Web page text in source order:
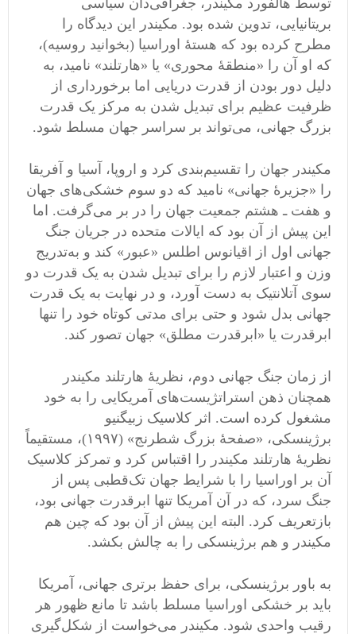
توسط هالفورد مکیندر، جغرافی‌دان سیاسی
بریتانیایی، تدوین شده بود. مکیندر این دیدگاه را
مطرح کرده بود که هستهٔ اوراسیا (بخوانید روسیه)،
که او آن را «منطقهٔ محوری» یا «هارتلند» نامید، به
دلیل دور بودن از قدرت دریایی اما برخورداری از
ظرفیت عظیم برای تبدیل شدن به مرکز یک قدرت
بزرگ جهانی، می‌تواند بر سراسر جهان مسلط شود.
مکیندر جهان را تقسیم‌بندی کرد و اروپا، آسیا و آفریقا
را «جزیرهٔ جهانی» نامید که دو سوم خشکی‌های جهان
و هفت ـ هشتم جمعیت جهان را در بر می‌گرفت. اما
این پیش از آن بود که ایالات متحده در جریان جنگ
جهانی اول از اقیانوس اطلس «عبور» کند و به‌تدریج
وزن و اعتبار لازم را برای تبدیل شدن به یک قدرت دو
سوی آتلانتیک به دست آورد، و در نهایت به یک قدرت
جهانی بدل شود و حتی برای مدتی کوتاه خود را تنها
ابرقدرت یا «ابرقدرت مطلق» جهان تصور کند.
از زمان جنگ جهانی دوم، نظریهٔ هارتلند مکیندر
همچنان ذهن استراتژیست‌های آمریکایی را به خود
مشغول کرده است. اثر کلاسیک زبیگنیو
برژینسکی، «صفحهٔ بزرگ شطرنج» (۱۹۹۷)، مستقیماً
نظریهٔ هارتلند مکیندر را اقتباس کرد و تمرکز کلاسیک
آن بر اوراسیا را با شرایط جهان تک‌قطبی پس از
جنگ سرد، که در آن آمریکا تنها ابرقدرت جهانی بود،
بازتعریف کرد. البته این پیش از آن بود که چین هم
مکیندر و هم برژینسکی را به چالش بکشد.
به باور برژینسکی، برای حفظ برتری جهانی، آمریکا
باید بر خشکی اوراسیا مسلط باشد تا مانع ظهور هر
رقیب واحدی شود. مکیندر می‌خواست از شکل‌گیری